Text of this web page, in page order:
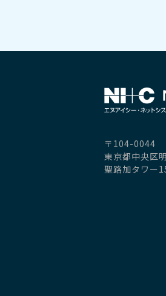
〒104-0044
東京都中央区
聖路加タワー